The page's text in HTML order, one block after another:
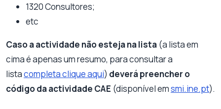
1320 Consultores;
etc
Caso a actividade não esteja na lista (a lista em
cima é apenas um resumo, para consultar a
listacompleta clique aqui) deverá preencher o
código da actividade CAE (disponível emsmi.ine.pt).